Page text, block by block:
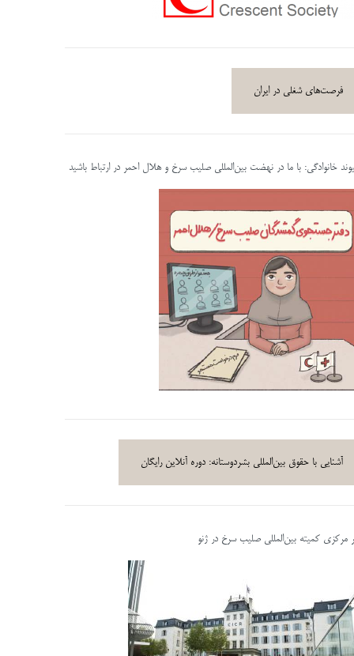
فرصت‌های شغلی در ایران
خانوادگی: با ما در نهضت بین‌المللی صلیب سرخ و هلال احمر در ارتباط باشید
آشنایی با حقوق بین‌المللی بشردوستانه: دوره آنلاین رایگان
مرکزی کمیته بین‌المللی صلیب سرخ در ژنو